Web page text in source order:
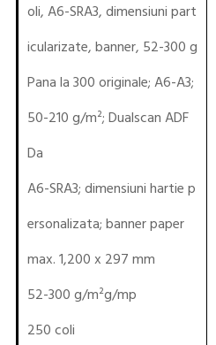
oli, A6-SRA3, dimensiuni part
icularizate, banner, 52-300 g
Pana la 300 originale; A6-A3;
50-210 g/m²; Dualscan ADF
Da
A6-SRA3; dimensiuni hartie p
ersonalizata; banner paper
max. 1,200 x 297 mm
52-300 g/m²g/mp
250 coli